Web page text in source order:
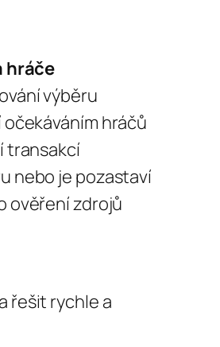
hráče
výběru
hráčů
transakcí
nebo je pozastaví
ověření zdrojů
řešit rychle a